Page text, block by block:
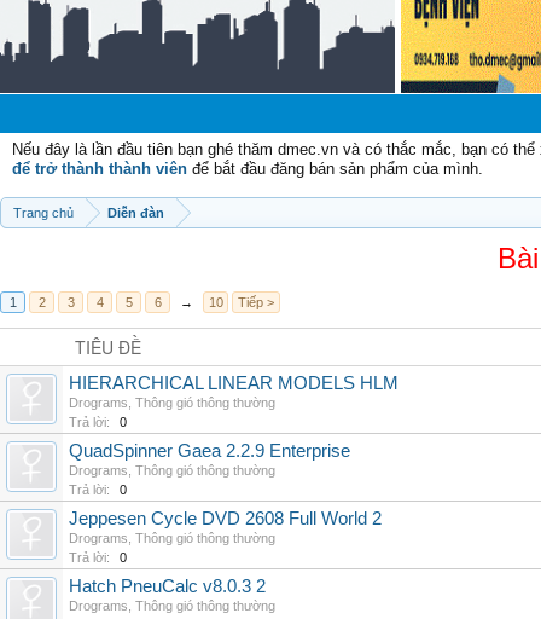
Nếu đây là lần đầu tiên bạn ghé thăm dmec.vn và có thắc mắc, bạn có
để trở thành thành viên để bắt đầu đăng bán sản phẩm của mình.
Trang chủ Diễn đàn
1 2 3 4 5 6 → 10 Tiếp >
TIÊU ĐỀ
HIERARCHICAL LINEAR MODELS HLM
Drograms Thông gió thông thường
Trả lời:
0
QuadSpinner Gaea 2.2.9 Enterprise
Drograms Thông gió thông thường
Trả lời:
0
Jeppesen Cycle DVD 2608 Full World 2
Drograms Thông gió thông thường
Trả lời:
0
Hatch PneuCalc v8.0.3 2
Drograms Thông gió thông thường